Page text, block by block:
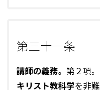
第三十一条
講師の義務。 第２項
キリスト教科学を非